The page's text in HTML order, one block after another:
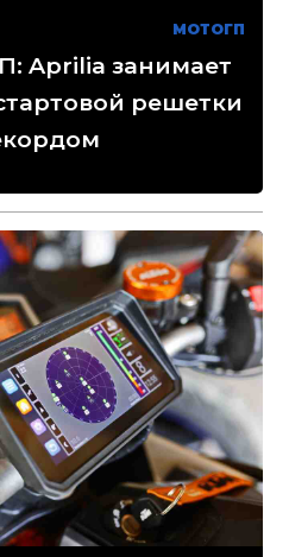
МОТОГП
Aprilia занимает
решетки